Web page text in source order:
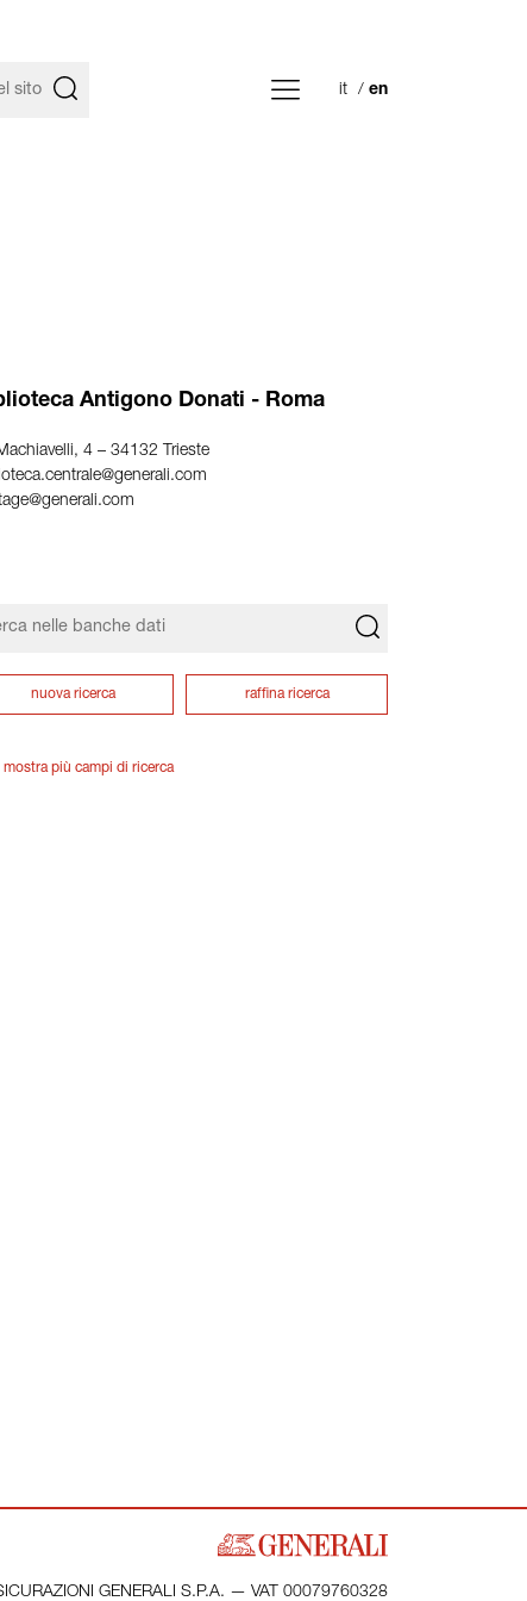
it en
Antigono Donati - Roma
4 – 34132 Trieste
nuova ricerca raffina ricerca
mostra più campi di ricerca
GENERALI S.P.A. — VAT 00079760328